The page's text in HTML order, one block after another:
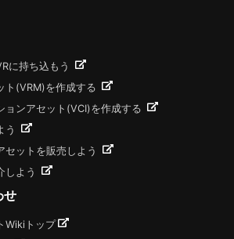
に持ち込もう
ト(VRM)を作成する
ョンアセット(VCI)を作成する
う
セットを販売しよう
しよう
せ
Wikiトップ